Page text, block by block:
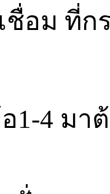
ชื่อม ที่ก
1-4 มา